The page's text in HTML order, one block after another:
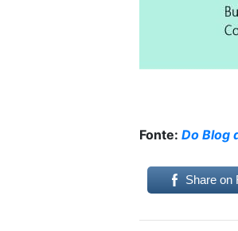
Fonte: Do Blog
Share on